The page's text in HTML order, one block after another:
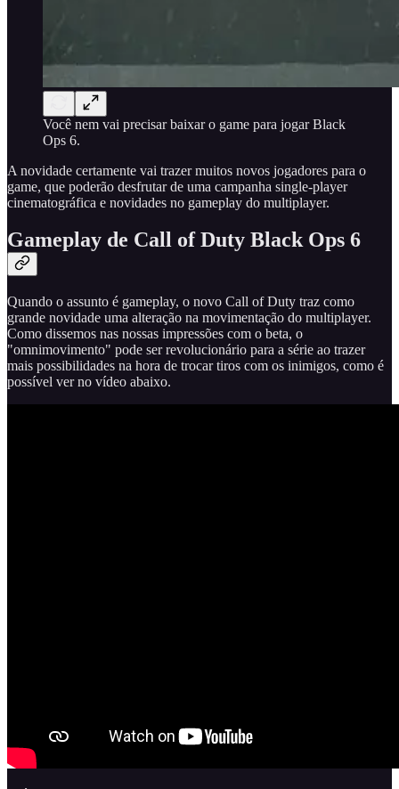
Você nem vai precisar baixar o game para jogar Black
Ops 6.
A novidade certamente vai trazer muitos novos jogadores para o
game, que poderão desfrutar de uma campanha single-player
cinematográfica e novidades no gameplay do multiplayer.
Gameplay de Call of Duty Black Ops 6
Quando o assunto é gameplay, o novo Call of Duty traz como
grande novidade uma alteração na movimentação do multiplayer.
Como dissemos nas nossas impressões com o beta, o
"omnimovimento" pode ser revolucionário para a série ao trazer
mais possibilidades na hora de trocar tiros com os inimigos, como é
possível ver no vídeo abaixo.